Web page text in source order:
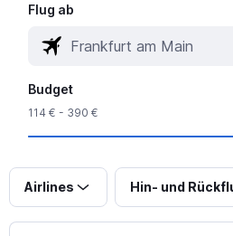
Flug ab
Budget
114 € - 390 €
Airlines Hin- und